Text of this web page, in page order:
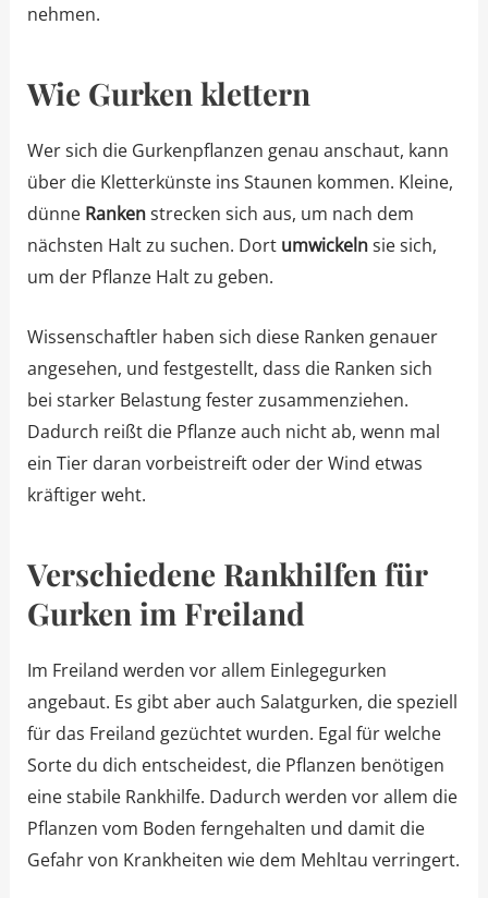
nehmen.
Wie Gurken klettern
Wer sich die Gurkenpflanzen genau anschaut, kann
über die Kletterkünste ins Staunen kommen. Kleine,
dünne Rankenstrecken sich aus, um nach dem
nächsten Halt zu suchen. Dort umwickelnsie sich,
um der Pflanze Halt zu geben.
Wissenschaftler haben sich diese Ranken genauer
angesehen, und festgestellt, dass die Ranken sich
bei starker Belastung fester zusammenziehen.
Dadurch reißt die Pflanze auch nicht ab, wenn mal
ein Tier daran vorbeistreift oder der Wind etwas
kräftiger weht.
Verschiedene Rankhilfen für
Gurken im Freiland
Im Freiland werden vor allem Einlegegurken
angebaut. Es gibt aber auch Salatgurken, die speziell
für das Freiland gezüchtet wurden. Egal für welche
Sorte du dich entscheidest, die Pflanzen benötigen
eine stabile Rankhilfe. Dadurch werden vor allem die
Pflanzen vom Boden ferngehalten und damit die
Gefahr von Krankheiten wie dem Mehltau verringert.